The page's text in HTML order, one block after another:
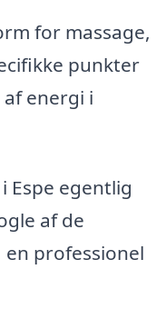
for massage,
punkter
energi i
Espe egentlig
af de
professionel